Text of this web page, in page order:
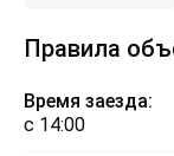
Правила
Время заезда:
с 14:00